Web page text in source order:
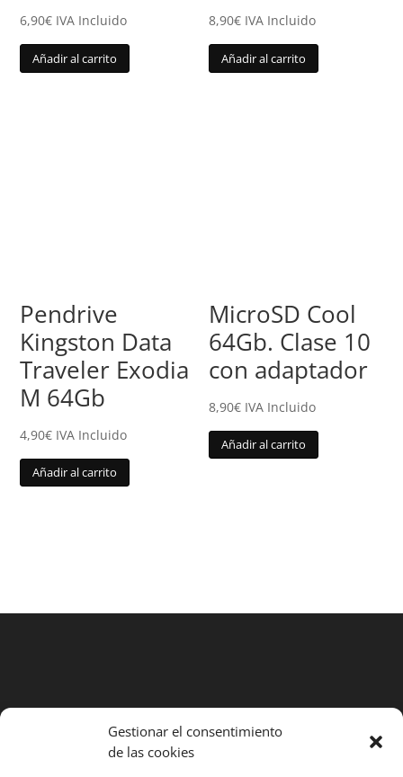
Gestionar el consentimiento
de las cookies
6,90€ IVA Incluido
Añadir al carrito
8,90€ IVA Incluido
Añadir al carrito
Pendrive
Kingston Data
Traveler Exodia
M 64Gb
4,90€ IVA Incluido
Añadir al carrito
MicroSD Cool
64Gb. Clase 10
con adaptador
8,90€ IVA Incluido
Añadir al carrito